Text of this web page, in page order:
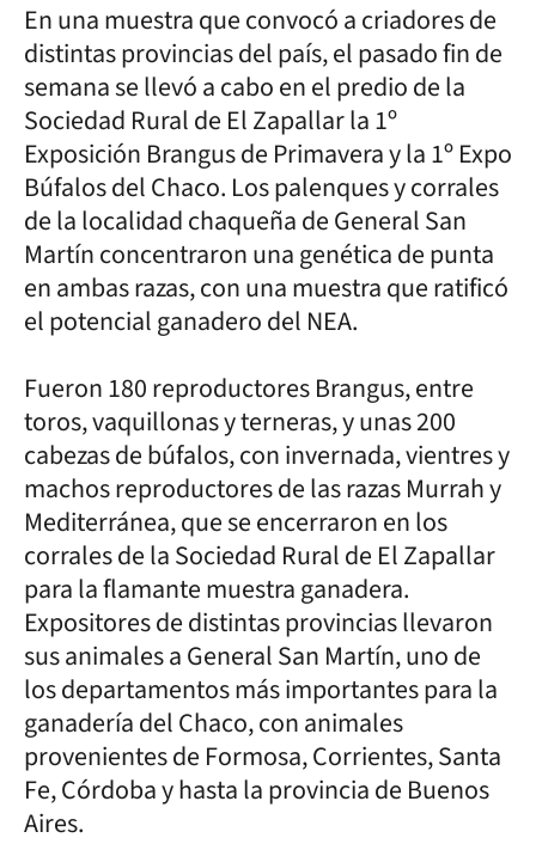
En una muestra que convocó a criadores de
distintas provincias del país, el pasado fin de
semana se llevó a cabo en el predio de la
Sociedad Rural de El Zapallar la 1º
Exposición Brangus de Primavera y la 1º Expo
Búfalos del Chaco. Los palenques y corrales
de la localidad chaqueña de General San
Martín concentraron una genética de punta
en ambas razas, con una muestra que ratificó
el potencial ganadero del NEA.
Fueron 180 reproductores Brangus, entre
toros, vaquillonas y terneras, y unas 200
cabezas de búfalos, con invernada, vientres y
machos reproductores de las razas Murrah y
Mediterránea, que se encerraron en los
corrales de la Sociedad Rural de El Zapallar
para la flamante muestra ganadera.
Expositores de distintas provincias llevaron
sus animales a General San Martín, uno de
los departamentos más importantes para la
ganadería del Chaco, con animales
provenientes de Formosa, Corrientes, Santa
Fe, Córdoba y hasta la provincia de Buenos
Aires.